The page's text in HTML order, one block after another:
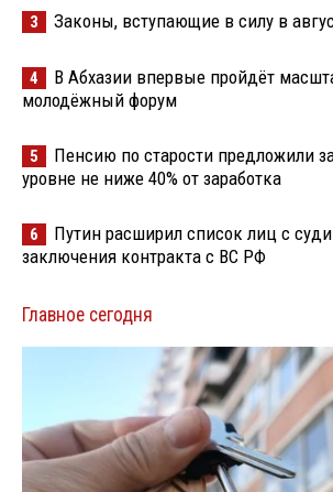
3 Законы, вступающие в силу в
4
В Абхазии впервые пройдёт
молодёжный форум
5
Пенсию по старости предложили
уровне не ниже 40% от заработка
6
Путин расширил список лиц с
заключения контракта с ВС РФ
Главное сегодня